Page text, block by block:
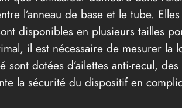
l’anneau de base et le tube.
disponibles en plusieurs tailles
il est nécessaire de mesurer
dotées d’ailettes anti-recul,
la sécurité du dispositif en